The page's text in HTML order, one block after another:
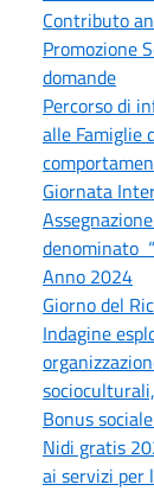
Contributo
Promozione
domande
Percorso di
alle Famiglie
Giornata
denominato
Anno 2024
Giorno del
Indagine
Bonus
Nidi gratis
ai servizi per